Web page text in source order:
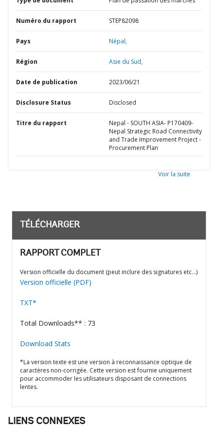
Numéro du rapport STEP82098
Pays Népal,
Région Asie du Sud,
Date de publication 2023/06/21
Disclosure Status Disclosed
Titre du rapport
Nepal - SOUTH ASIA- P170409-
Nepal Strategic Road Connectivity
and Trade Improvement Project -
Procurement Plan
Voir la suite
TÉLÉCHARGER
RAPPORT COMPLET
Version officielle du document (peut inclure des signatures etc…)
Version officielle (PDF)
TXT*
Total Downloads** : 73
Download Stats
*La version texte est une version à reconnaissance optique de
caractères non-corrigée. Cette version est fournie uniquement
pour accommoder les utilisateurs disposant de connections
lentes.
LIENS CONNEXES